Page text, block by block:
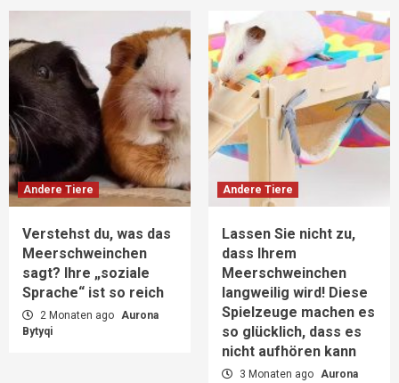
Andere Tiere
Verstehst du, was das
Meerschweinchen
sagt? Ihre „soziale
Sprache“ ist so reich
2 Monaten ago Aurona
Bytyqi
Andere Tiere
Lassen Sie nicht zu,
dass Ihrem
Meerschweinchen
langweilig wird! Diese
Spielzeuge machen es
so glücklich, dass es
nicht aufhören kann
3 Monaten ago Aurona